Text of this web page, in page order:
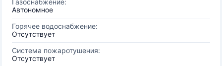
Газоснабжение:
Автономное
Горячее водоснабжение:
Отсутствует
Система пожаротушения:
Отсутствует